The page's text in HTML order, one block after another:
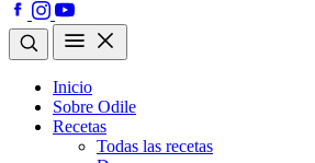
Inicio
Sobre Odile
Recetas
Todas las recetas